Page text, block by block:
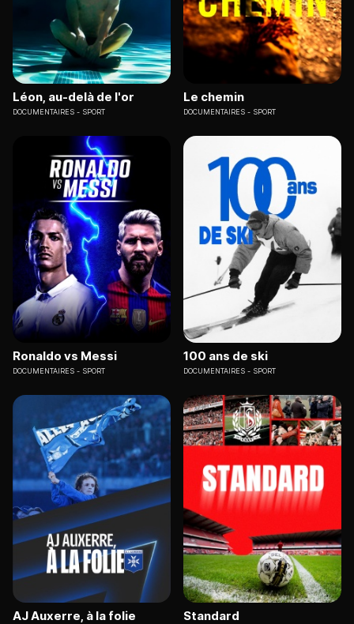
Léon, au-delà de l'or
DOCUMENTAIRES SPORT
Le chemin
DOCUMENTAIRES SPORT
Ronaldo vs Messi
DOCUMENTAIRES SPORT
100 ans de ski
DOCUMENTAIRES SPORT
AJ Auxerre, à la folie Standard